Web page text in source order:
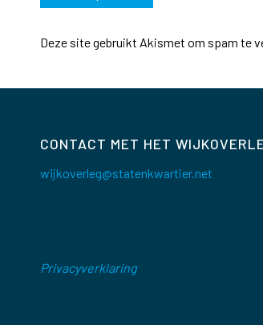
Deze site gebruikt Akismet om spam te
CONTACT MET HET
wijkoverleg@statenkwartier.net
Privacyverklaring